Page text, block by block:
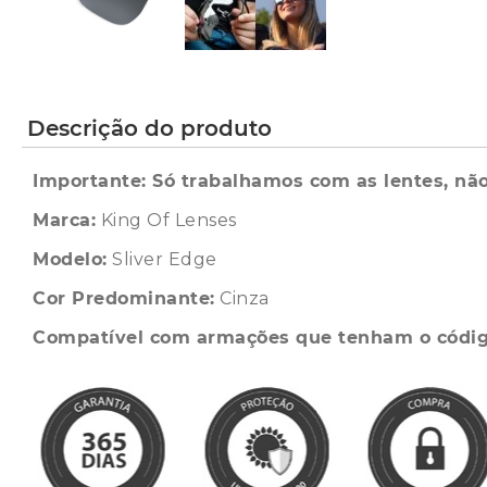
Descrição do produto
Importante: Só trabalhamos com as lentes,
Marca: King Of Lenses
Modelo: Sliver Edge
Cor Predominante: Cinza
Compatível com armações que tenham o